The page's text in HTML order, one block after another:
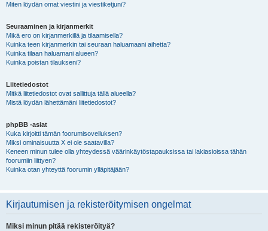
Miten löydän omat viestini ja viestiketjuni?
Seuraaminen ja kirjanmerkit
Mikä ero on kirjanmerkillä ja tilaamisella?
Kuinka teen kirjanmerkin tai seuraan haluamaani aihetta?
Kuinka tilaan haluamani alueen?
Kuinka poistan tilaukseni?
Liitetiedostot
Mitkä liitetiedostot ovat sallittuja tällä alueella?
Mistä löydän lähettämäni liitetiedostot?
phpBB -asiat
Kuka kirjoitti tämän foorumisovelluksen?
Miksi ominaisuutta X ei ole saatavilla?
Keneen minun tulee olla yhteydessä väärinkäytöstapauksissa tai lakiasioissa tähän
foorumiin liittyen?
Kuinka otan yhteyttä foorumin ylläpitäjään?
Kirjautumisen ja rekisteröitymisen ongelmat
Miksi minun pitää rekisteröityä?